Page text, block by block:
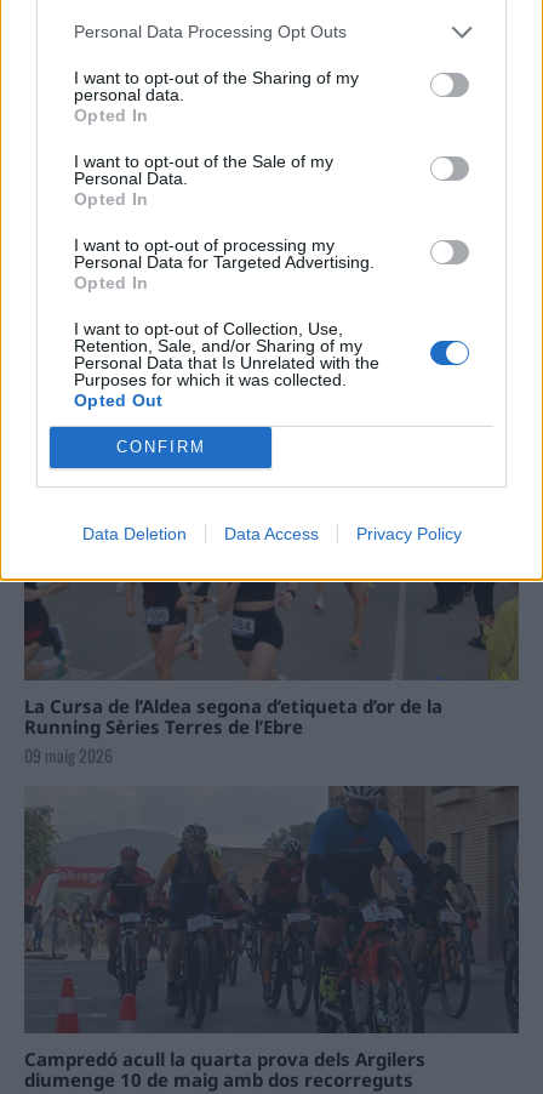
Personal Data Processing Opt Outs
I want to opt-out of the Sharing of my
personal data.
Opted In
I want to opt-out of the Sale of my
Personal Data.
Opted In
I want to opt-out of processing my
Personal Data for Targeted Advertising.
Opted In
I want to opt-out of Collection, Use,
Retention, Sale, and/or Sharing of my
Personal Data that Is Unrelated with the
Purposes for which it was collected.
Opted Out
CONFIRM
Data Deletion Data Access Privacy Policy
per a gaudir de les Festes Majors
d’Amposta”
31 de juliol de 2026
Festes
Carrega més
La Cursa de l’Aldea segona d’etiqueta d’or de la
Running Sèries Terres de l’Ebre
09 maig 2026
Campredó acull la quarta prova dels Argilers
diumenge 10 de maig amb dos recorreguts